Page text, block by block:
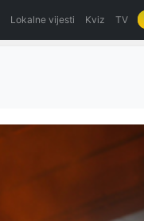
Lokalne vijesti Kviz TV